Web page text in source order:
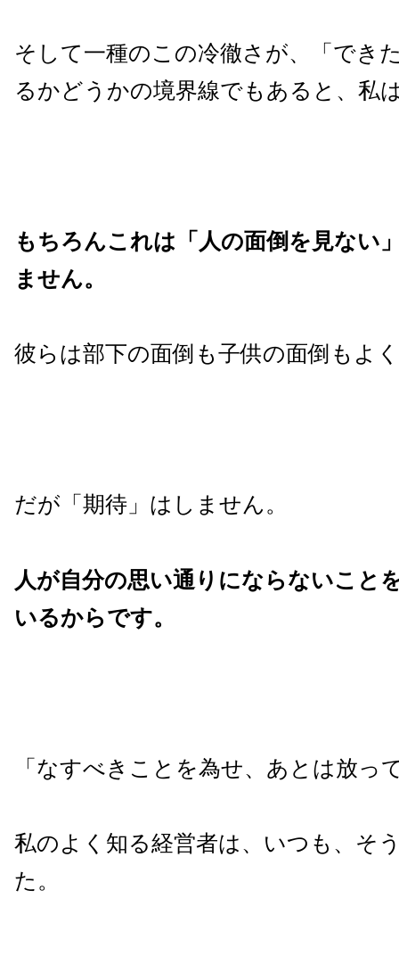
そして一種のこの冷徹さが、「でき
るかどうかの境界線でもあると、私
もちろんこれは「人の面倒を見ない
ません。
彼らは部下の面倒も子供の面倒もよ
だが「期待」はしません。
人が自分の思い通りにならないこと
いるからです。
「なすべきことを為せ、あとは放っ
私のよく知る経営者は、いつも、そ
た。